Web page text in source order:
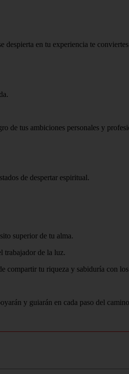
en tu experiencia te
de tus ambiciones personales y
de despertar espiritual.
superior de tu alma.
trabajador de la luz.
compartir tu riqueza y sabiduría con
y guiarán en cada paso del